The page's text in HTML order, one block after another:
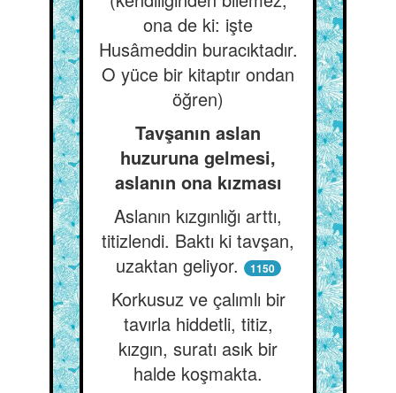
ona de ki: işte
Husâmeddin buracıktadır.
O yüce bir kitaptır ondan
öğren)
Tavşanın aslan
huzuruna gelmesi,
aslanın ona kızması
Aslanın kızgınlığı arttı,
titizlendi. Baktı ki tavşan,
uzaktan geliyor.
1150
Korkusuz ve çalımlı bir
tavırla hiddetli, titiz,
kızgın, suratı asık bir
halde koşmakta.